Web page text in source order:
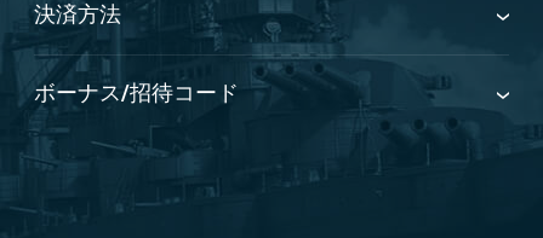
決済方法
ボーナス/招待コード